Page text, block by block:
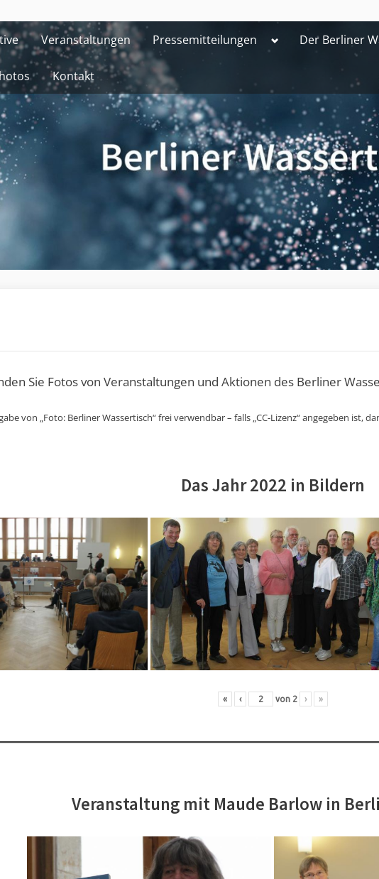
Veranstaltungen Pressemitteilungen ToggleDer Berliner
Kontakt
Sie Fotos von Veranstaltungen und Aktionen des Berliner
von „Foto: Berliner Wassertisch“ frei verwendbar – falls „CC-Lizenz“ angegeben ist,
Das Jahr 2022 in Bildern
« ‹ von 2 › »
Veranstaltung mit Maude Barlow in